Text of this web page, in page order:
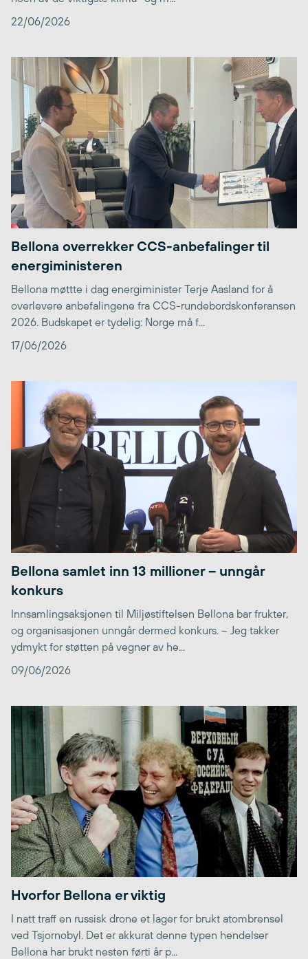
22/06/2026
Bellona overrekker CCS-anbefalinger til
energiministeren
Bellona møttte i dag energiminister Terje Aasland for å
overlevere anbefalingene fra CCS-rundebordskonferansen
2026. Budskapet er tydelig: Norge må f...
17/06/2026
Bellona samlet inn 13 millioner – unngår
konkurs
Innsamlingsaksjonen til Miljøstiftelsen Bellona bar frukter,
og organisasjonen unngår dermed konkurs. – Jeg takker
ydmykt for støtten på vegner av he...
09/06/2026
Hvorfor Bellona er viktig
I natt traff en russisk drone et lager for brukt atombrensel
ved Tsjornobyl. Det er akkurat denne typen hendelser
Bellona har brukt nesten førti år p...